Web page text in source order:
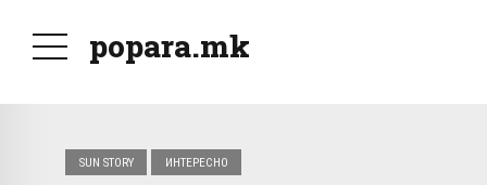
popara.mk
SUN STORY ИНТЕРЕСНО